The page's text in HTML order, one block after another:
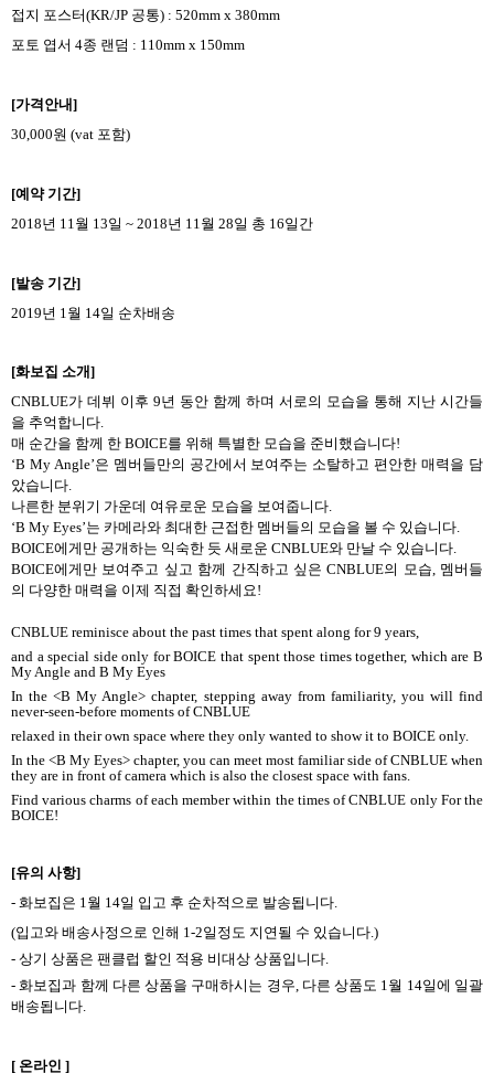
접지 포스터(KR/JP 공통) : 520mm x 380mm
포토 엽서 4종 랜덤 : 110mm x 150mm
[가격안내]
30,000원 (vat 포함)
[예약 기간]
2018년 11 월 13일 ~ 2018년 11 월 28일 총 16일간
[발송 기간]
2019년 1 월 14일 순차배송
[화보집 소개]
CNBLUE가 데뷔 이후 9년 동안 함께 하며 서로의 모습을 통해 지난 시간들
을 추억합니다
매 순간을 함께 한 BOICE를 위해 특별한 모습을 준비했습니다!
‘B My Angle’은 멤버들만의 공간에서 보여주는 소탈하고 편안한 매력을 담
았습니다
나른한 분위기 가운데 여유로운 모습을 보여줍니다
‘B My Eyes’는 카메라와 최대한 근접한 멤버들의 모습을 볼 수 있습니다
BOICE에게만 공개하는 익숙한 듯 새로운 CNBLUE와 만날 수 있습니다
BOICE에게만 보여주고 싶고 함께 간직하고 싶은 CNBLUE의 모습 멤버들
의 다양한 매력을 이제 직접 확인하세요 !
CNBLUE reminisce about the past times that spent along for 9 years,
and a special side only for BOICE that spent those times together, which are B
My Angle and B My Eyes
In the <B My Angle> chapter, stepping away from familiarity, you will find
never-seen-before moments of CNBLUE
relaxed in their own space where they only wanted to show it to BOICE only.
In the <B My Eyes> chapter, you can meet most familiar side of CNBLUE when
they are in front of camera which is also the closest space with fans.
Find various charms of each member within the times of CNBLUE only For the
BOICE!
[유의 사항]
- 화보집은 1 월 14일 입고 후 순차적으로 발송됩니다
(입고와 배송사정으로 인해 1-2일정도 지연될 수 있습니다 .)
- 상기 상품은 팬클럽 할인 적용 비대상 상품입니다
- 화보집과 함께 다른 상품을 구매하시는 경우 다른 상품도 1 월 14일에 일괄
배송됩니다
[ 온라인 ]